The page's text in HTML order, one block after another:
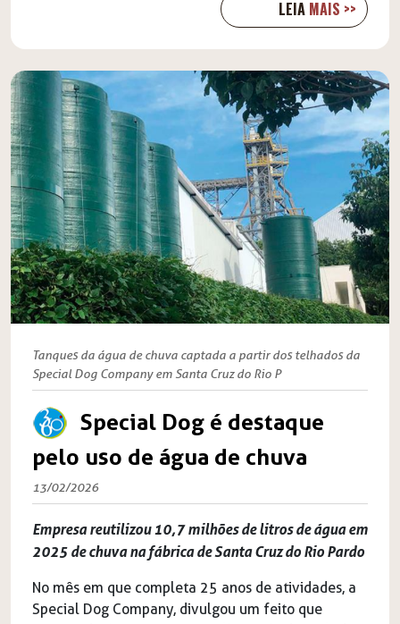
LEIA MAIS >>
Tanques da água de chuva captada a partir dos telhados da
Special Dog Company em Santa Cruz do Rio P
Special Dog é destaque
pelo uso de água de chuva
13/02/2026
Empresa reutilizou 10,7 milhões de litros de água em
2025 de chuva na fábrica de Santa Cruz do Rio Pardo
No mês em que completa 25 anos de atividades, a
Special Dog Company, divulgou um feito que